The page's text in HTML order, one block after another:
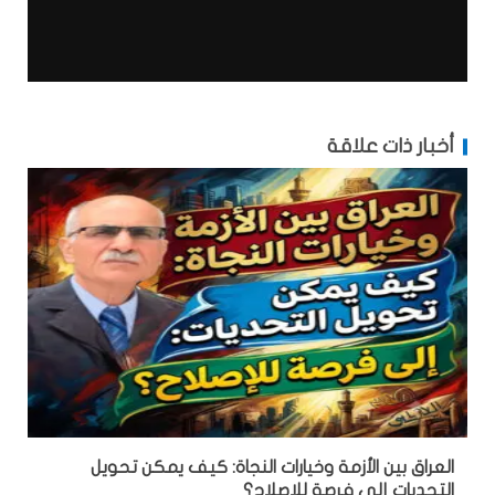
أخبار ذات علاقة
العراق بين الأزمة وخيارات النجاة: كيف يمكن تحويل
التحديات إلى فرصة للإصلاح؟